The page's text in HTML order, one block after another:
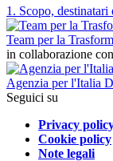
1. Scopo,
Team per la
in collaborazione con
Agenzia per l'Italia
Seguici su
Privacy
Cookie policy
Note legali